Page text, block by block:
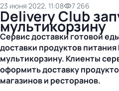
23 июня 2022, 11:08 7 266
Delivery Club
мультикорзину
Сервис доставки готовой
доставки продуктов
мультикорзину. Клиенты
оформить доставку
магазинов и ресторанов.